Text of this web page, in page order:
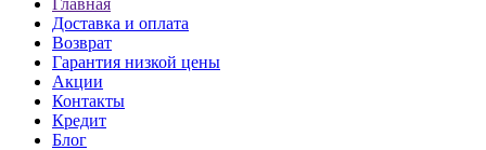
Главная
Доставка и оплата
Возврат
Гарантия низкой цены
Акции
Контакты
Кредит
Блог